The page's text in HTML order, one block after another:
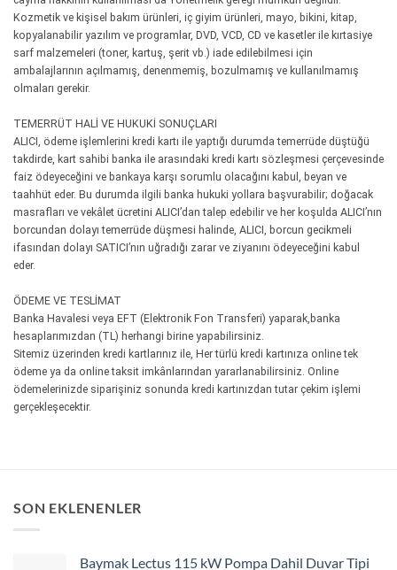
Kozmetik ve kişisel bakım ürünleri, iç giyim ürünleri, mayo, bikini, kitap,
kopyalanabilir yazılım ve programlar, DVD, VCD, CD ve kasetler ile kırtasiye
sarf malzemeleri (toner, kartuş, şerit vb.) iade edilebilmesi için
ambalajlarının açılmamış, denenmemiş, bozulmamış ve kullanılmamış
olmaları gerekir.
TEMERRÜT HALİ VE HUKUKİ SONUÇLARI
ALICI, ödeme işlemlerini kredi kartı ile yaptığı durumda temerrüde düştüğü
takdirde, kart sahibi banka ile arasındaki kredi kartı sözleşmesi çerçevesinde
faiz ödeyeceğini ve bankaya karşı sorumlu olacağını kabul, beyan ve
taahhüt eder. Bu durumda ilgili banka hukuki yollara başvurabilir; doğacak
masrafları ve vekâlet ücretini ALICI’dan talep edebilir ve her koşulda ALICI’nın
borcundan dolayı temerrüde düşmesi halinde, ALICI, borcun gecikmeli
ifasından dolayı SATICI’nın uğradığı zarar ve ziyanını ödeyeceğini kabul
eder.
ÖDEME VE TESLİMAT
Banka Havalesi veya EFT (Elektronik Fon Transferi) yaparak,banka
hesaplarımızdan (TL) herhangi birine yapabilirsiniz.
Sitemiz üzerinden kredi kartlarınız ile, Her türlü kredi kartınıza online tek
ödeme ya da online taksit imkânlarından yararlanabilirsiniz. Online
ödemelerinizde siparişiniz sonunda kredi kartınızdan tutar çekim işlemi
gerçekleşecektir.
SON EKLENENLER
Baymak Lectus 115 kW Pompa Dahil Duvar Tipi